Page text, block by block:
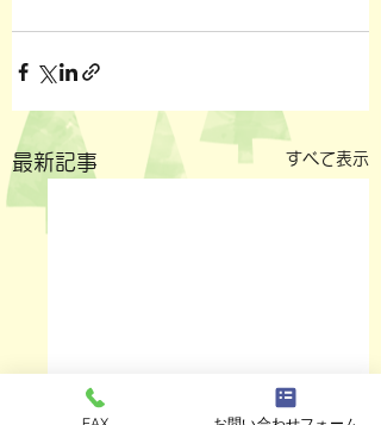
最新記事 すべて表示